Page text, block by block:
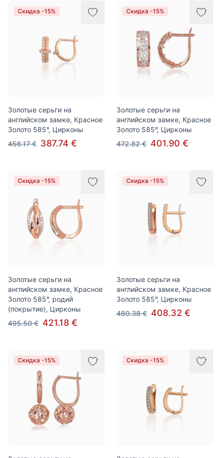
Скидка -15%
Золотые серьги на
английском замке, Красное
Золото 585°, Цирконы
456.17 € 387.74 €
Скидка -15%
Золотые серьги на
английском замке, Красное
Золото 585°, Цирконы
472.82 € 401.90 €
Скидка -15%
Золотые серьги на
английском замке, Красное
Золото 585°, родий
(покрытие), Цирконы
495.50 € 421.18 €
Скидка -15%
Золотые серьги на
английском замке, Красное
Золото 585°, Цирконы
480.38 € 408.32 €
Скидка -15% Скидка -15%